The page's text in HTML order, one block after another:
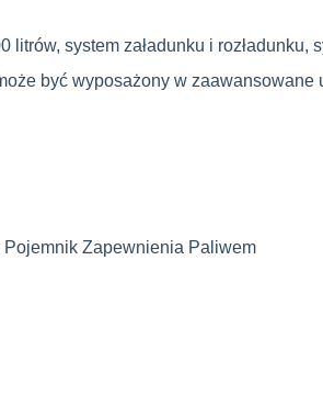
system załadunku i rozładunku,
być wyposażony w
Zapewnienia Paliwem